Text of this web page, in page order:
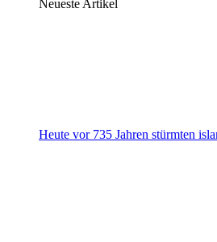
Neueste Artikel
Heute vor 735 Jahren stürmten